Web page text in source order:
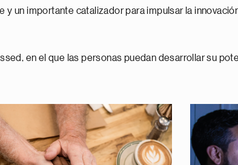
y un importante catalizador para impulsar la
en el que las personas puedan desarrollar su